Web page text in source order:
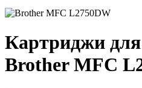
Картриджи для
Brother MFC